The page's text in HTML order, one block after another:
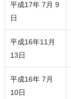
平成17年 7月 9
日
平成16年11月
13日
平成16年 7月
10日